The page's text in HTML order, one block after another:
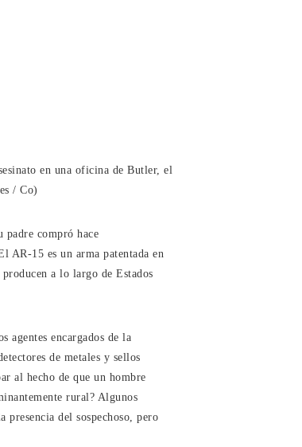
en una oficina de Butler, el
/ Co)
compró hace
AR-15 es un arma patentada en
a lo largo de Estados
agentes encargados de la
de metales y sellos
al hecho de que un hombre
rural? Algunos
del sospechoso, pero